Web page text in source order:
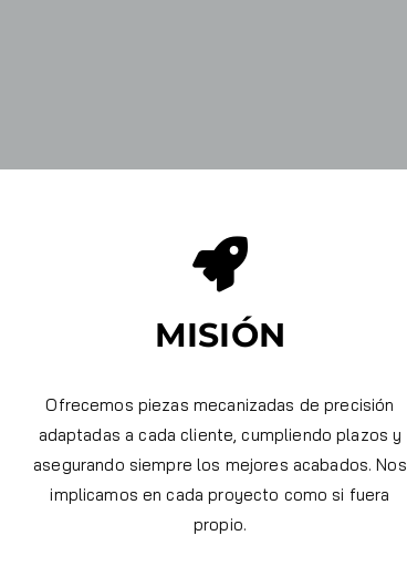
MISIÓN
Ofrecemos piezas mecanizadas de precisión
adaptadas a cada cliente, cumpliendo plazos y
asegurando siempre los mejores acabados. Nos
implicamos en cada proyecto como si fuera
propio.